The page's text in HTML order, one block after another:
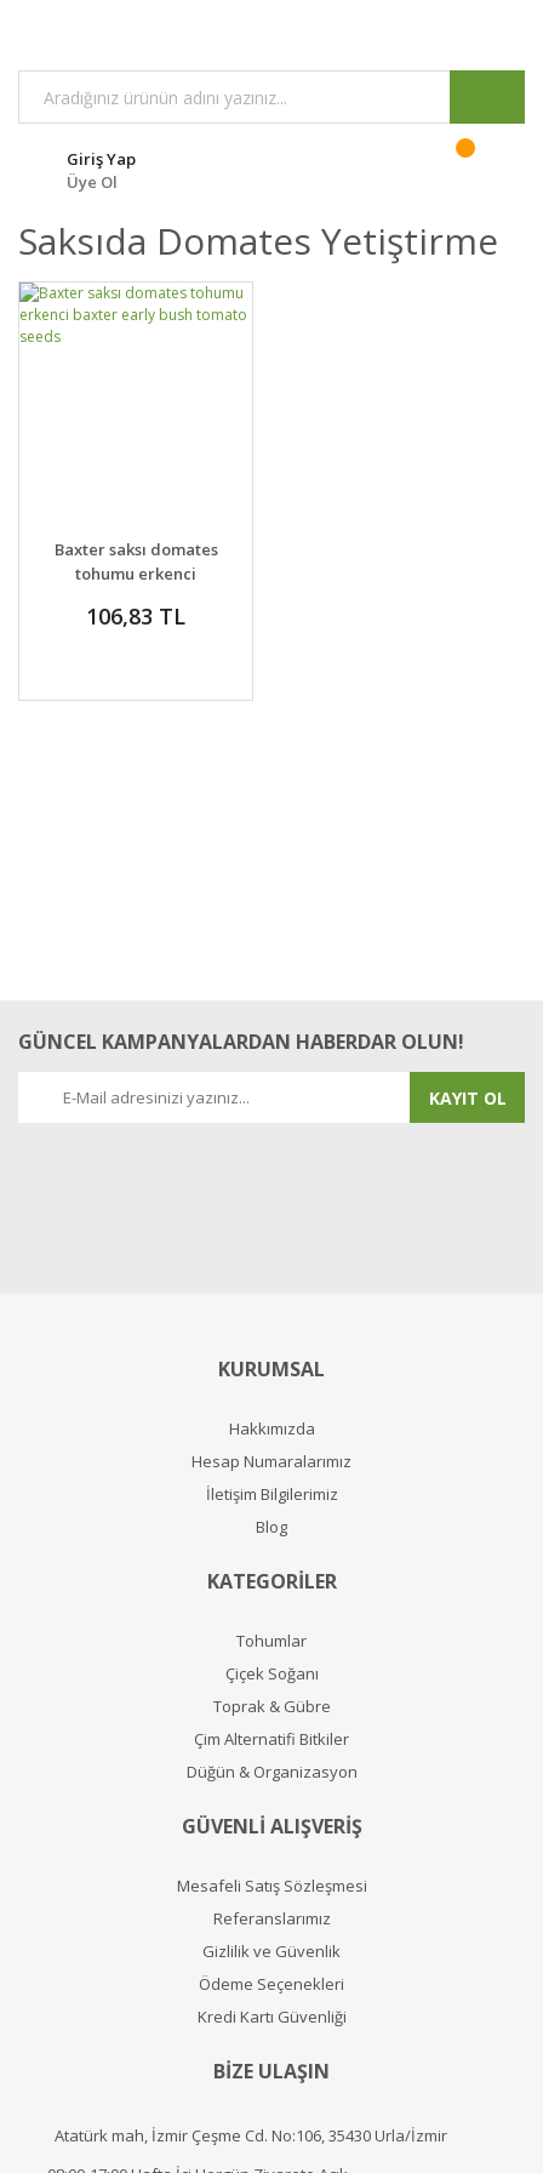
Giriş Yap
Üye Ol
Saksıda Domates Yetiştirme
DETAYLAR SEPETE EKLE
Baxter saksı domates
tohumu erkenci
tomato seeds
106,83 TL
GÜNCEL KAMPANYALARDAN HABERDAR OLUN!
KAYIT OL
KURUMSAL
Hakkımızda
Hesap Numaralarımız
İletişim Bilgilerimiz
Blog
KATEGORİLER
Tohumlar
Çiçek Soğanı
Toprak & Gübre
Çim Alternatifi Bitkiler
Düğün & Organizasyon
GÜVENLİ ALIŞVERİŞ
Mesafeli Satış Sözleşmesi
Referanslarımız
Gizlilik ve Güvenlik
Ödeme Seçenekleri
Kredi Kartı Güvenliği
BİZE ULAŞIN
Atatürk mah, İzmir Çeşme Cd. No:106, 35430 Urla/İzmir